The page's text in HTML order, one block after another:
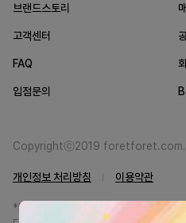
브랜드스토리
고객센터
FAQ
입점문의
Copyrightⓒ2019 foretforet.com.
개인정보 처리방침 이용약관
*FORETFORET에서는 브랜드 본사와